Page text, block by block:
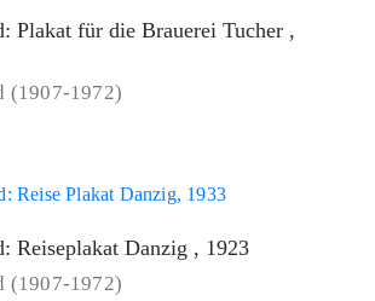
Plakat für die Brauerei Tucher ,
(1907-1972)
Reiseplakat Danzig , 1923
(1907-1972)